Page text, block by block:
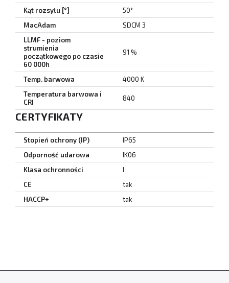
Kąt rozsyłu [°]
50°
MacAdam
SDCM 3
LLMF - poziom
strumienia
początkowego po czasie
60 000h
91 %
Temp. barwowa
4000 K
Temperatura barwowa i
CRI
840
CERTYFIKATY
Stopień ochrony (IP)
IP65
Odporność udarowa
IK06
Klasa ochronności
I
CE
tak
HACCP+
tak